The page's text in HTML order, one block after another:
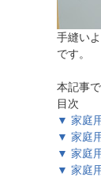
手縫い
です。
本記事
目次
▼ 家庭
▼ 家庭
▼ 家庭
▼ 家庭